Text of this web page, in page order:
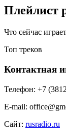
Плейлист
Что сейчас
Топ треков
Контактная
Телефон: +7
E-mail:
Сайт: rusradio.ru